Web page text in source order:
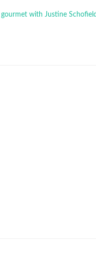
with Justine Schofield